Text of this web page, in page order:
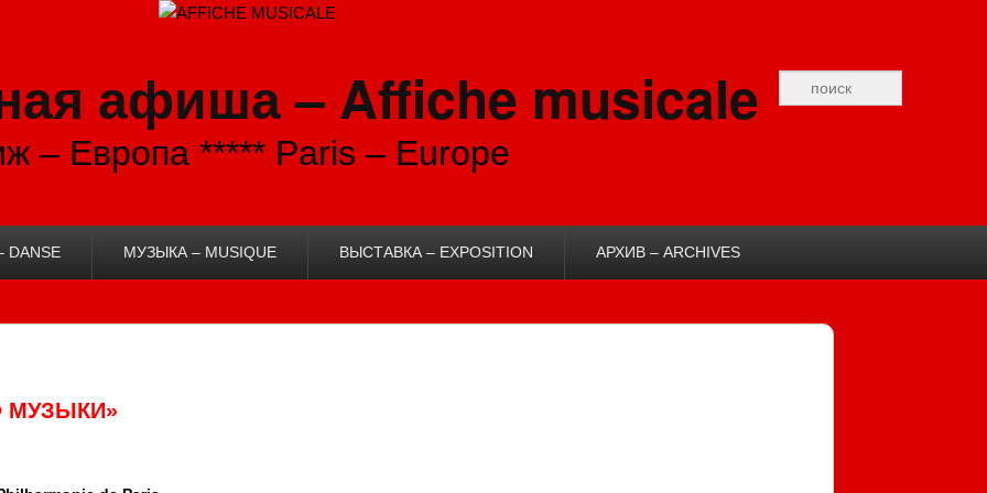
афиша – Affiche musicale
– Европа ***** Paris – Europe
МУЗЫКА – MUSIQUE ВЫСТАВКА – EXPOSITION АРХИВ – ARCHIVES
МУЗЫКИ»